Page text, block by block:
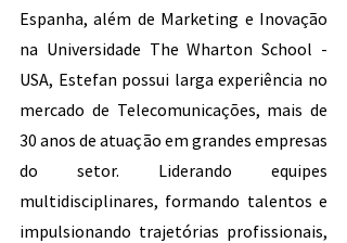
Espanha, além de Marketing e Inovação
na Universidade The Wharton School -
USA, Estefan possui larga experiência no
mercado de Telecomunicações, mais de
30 anos de atuação em grandes empresas
do setor. Liderando equipes
multidisciplinares, formando talentos e
impulsionando trajetórias profissionais,